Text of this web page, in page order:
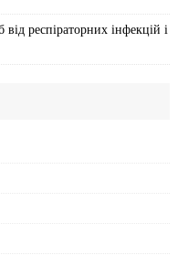
респіраторних інфекцій і